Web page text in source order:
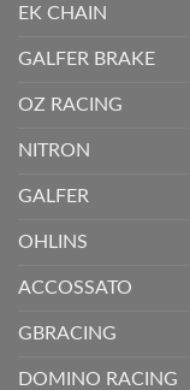
EK CHAIN
GALFER BRAKE
OZ RACING
NITRON
GALFER
OHLINS
ACCOSSATO
GBRACING
DOMINO RACING